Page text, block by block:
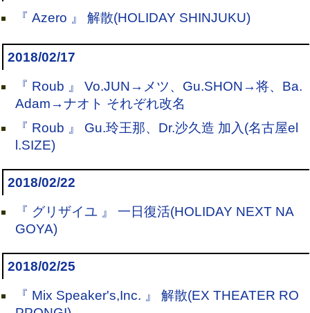
『 Azero 』 解散(HOLIDAY SHINJUKU)
2018/02/17
『 Roub 』 Vo.JUN→メツ、Gu.SHON→将、Ba.
Adam→ナオト それぞれ改名
『 Roub 』 Gu.玲王那、Dr.沙久造 加入(名古屋el
l.SIZE)
2018/02/22
『 グリザイユ 』 一日復活(HOLIDAY NEXT NA
GOYA)
2018/02/25
『 Mix Speaker's,Inc. 』 解散(EX THEATER RO